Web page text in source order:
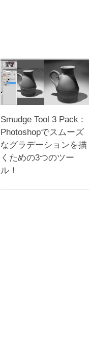
Smudge Tool 3 Pack :
Photoshopでスムーズ
なグラデーションを描
くための3つのツー
ル！